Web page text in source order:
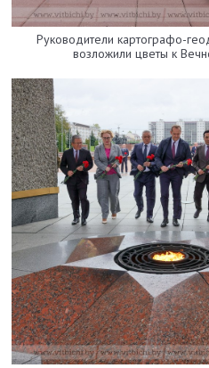
Руководители картографо-
возложили цветы к